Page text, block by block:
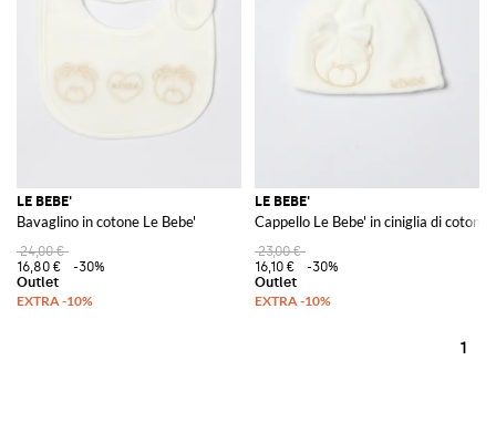
LE BEBE'
Bavaglino in cotone Le Bebe'
24,00 €
16,80 €
-30%
LE BEBE'
Cappello Le Bebe' in ciniglia di cotone
23,00 €
16,10 €
-30%
1